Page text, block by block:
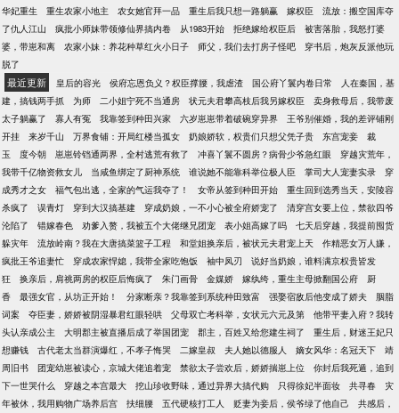
华妃重生
重生农家小地主 农女她官拜一品 重生后我只想一路躺赢 嫁权臣
流放：搬空国库夺
了仇人江山
疯批小师妹带领修仙界搞内卷 从1983开始 拒绝嫁给权臣后
被害落胎，我怒打婆
婆，带崽和离
农家小妹：养花种草红火小日子 师父，我们去打房子怪吧
穿书后，炮灰反派他玩
脱了
最近更新 皇后的容光 侯府忘恩负义？权臣撑腰，我虐渣 国公府丫鬟内卷日常
人在秦国，基
建，搞钱两手抓
为师 二小姐宁死不当通房 状元夫君攀高枝后我另嫁权臣
卖身救母后，我带废
太子躺赢了
寡人有冤 我靠签到种田兴家 六岁崽崽带着破碗穿异界
王爷别催婚，我的差评铺刚
开挂
来岁千山 万界食铺：开局红楼当孤女 奶娘娇软，权贵们只想父凭子贵 东宫宠妾
裁
玉
度今朝 崽崽铃铛通两界，全村逃荒有救了 冲喜丫鬟不圆房？病骨少爷急红眼
穿越灾荒年，
我带千亿物资救女儿
当咸鱼绑定了厨神系统 谁说她不能靠科举位极人臣 掌司大人宠妻实录
穿
成秀才之女
福气包出逃，全家的气运我夺了！ 女帝从签到种田开始
重生回到选秀当天，安陵容
杀疯了
误青灯 穿到大汉搞基建 穿成奶娘，一不小心被全府娇宠了
清穿宫女要上位，禁欲四爷
沦陷了
错嫁春色 劝爹入赘，我被五个大佬继兄团宠 表小姐高嫁了吗
七天后穿越，我提前囤货
躲灾年
流放岭南？我在大唐搞菜篮子工程 和堂姐换亲后，被状元夫君宠上天
作精恶女万人嫌，
疯批王爷追妻忙
穿成农家悍媳，我带全家吃饱饭 袖中凤刃
说好当奶娘，谁料满京权贵皆发
狂
换亲后，肩祧两房的权臣后悔疯了 朱门画骨 金媒娇 嫁纨绔，重生主母掀翻国公府
厨
香
最强女官，从坊正开始！ 分家断亲？我靠签到系统种田致富 强娶宿敌后他变成了娇夫
胭脂
词案
夺臣妻，娇娇被阴湿暴君红眼轻哄 父母双亡考科举，女状元六元及第
他带平妻入府？我转
头认亲成公主
大明郡主被直播后成了举国团宠 郡主，百姓又给您建生祠了
重生后，财迷王妃只
想赚钱
古代老太当群演爆红，不孝子悔哭 二嫁皇叔 夫人她以德服人 嫡女风华：名冠天下
靖
周旧书
团宠幼崽被读心，京城大佬追着宠 禁欲太子尝欢后，娇娇揣崽上位
你封后我死遁，追到
下一世哭什么
穿越之本宫最大 挖山珍收野味，通过异界大搞代购 只得徐妃半面妆 共寻春
灾
年被休，我用购物广场养后宫
扶细腰 五代硬核打工人 贬妻为妾后，侯爷绿了他自己 共感后，